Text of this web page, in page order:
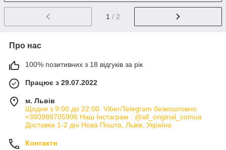
1 / 2
Про нас
100% позитивних з 18 відгуків за рік
Працює з 29.07.2022
м. Львів
Щодня з 9:00 до 22:00. Viber/Telegram безкоштовно:
+380988705906 Наш Інстаграм : @all_original_comua
Доставка 1-2 дні Нова Пошта, Львів, Україна
Контакти